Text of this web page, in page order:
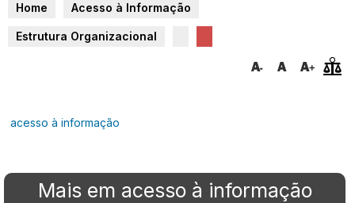
Home
Acesso à Informação
Estrutura Organizacional
acesso à informação
Mais em acesso à informação